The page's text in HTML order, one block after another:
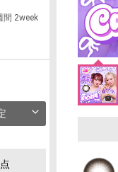
間 2week
点